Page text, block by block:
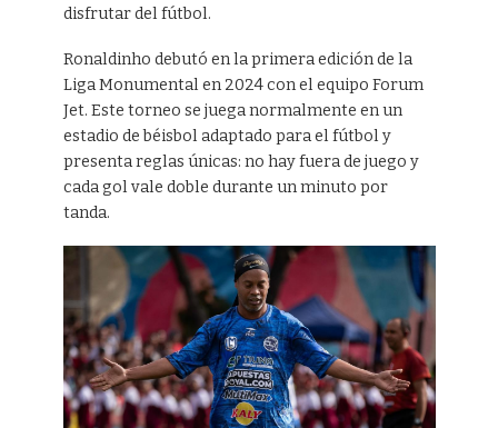
disfrutar del fútbol.
Ronaldinho debutó en la primera edición de la
Liga Monumental en 2024 con el equipo Forum
Jet. Este torneo se juega normalmente en un
estadio de béisbol adaptado para el fútbol y
presenta reglas únicas: no hay fuera de juego y
cada gol vale doble durante un minuto por
tanda.